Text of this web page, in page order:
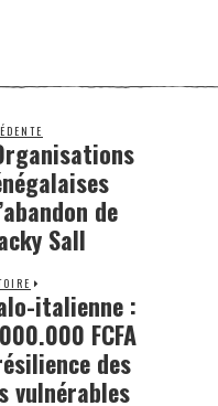
de
Sall
italienne :
FCFA
des
vulnérables